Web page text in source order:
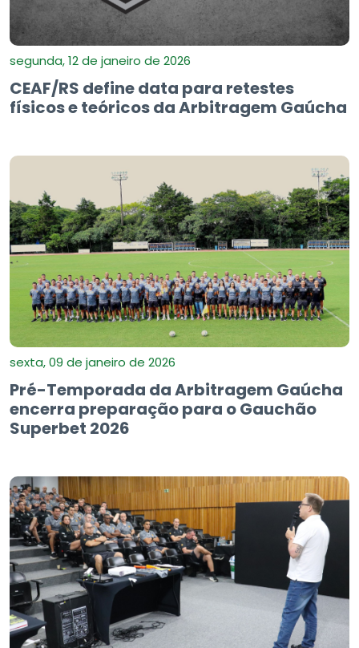
segunda, 12 de janeiro de 2026
CEAF/RS define data para retestes
físicos e teóricos da Arbitragem Gaúcha
sexta, 09 de janeiro de 2026
Pré-Temporada da Arbitragem Gaúcha
encerra preparação para o Gauchão
Superbet 2026